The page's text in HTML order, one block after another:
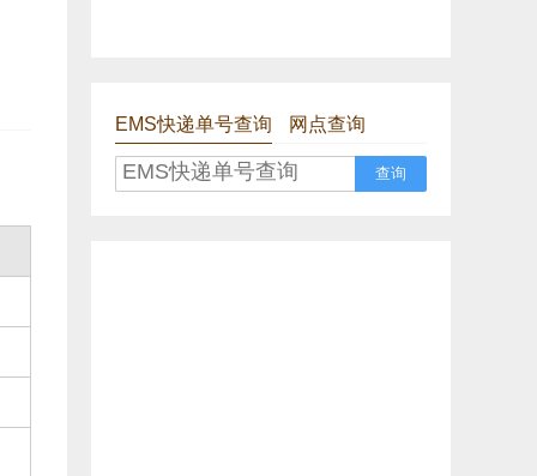
EMS快递单号查询 网点查询
查询